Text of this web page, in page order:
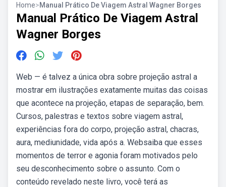
Home>Manual Prático De Viagem Astral Wagner Borges
Manual Prático De Viagem Astral
Wagner Borges
Web — é talvez a única obra sobre projeção astral a
mostrar em ilustrações exatamente muitas das coisas
que acontece na projeção, etapas de separação, bem.
Cursos, palestras e textos sobre viagem astral,
experiências fora do corpo, projeção astral, chacras,
aura, mediunidade, vida após a. Websaiba que esses
momentos de terror e agonia foram motivados pelo
seu desconhecimento sobre o assunto. Com o
conteúdo revelado neste livro, você terá as